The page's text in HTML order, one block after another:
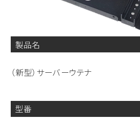
製品名
（新型）サーバーウテナ
型番